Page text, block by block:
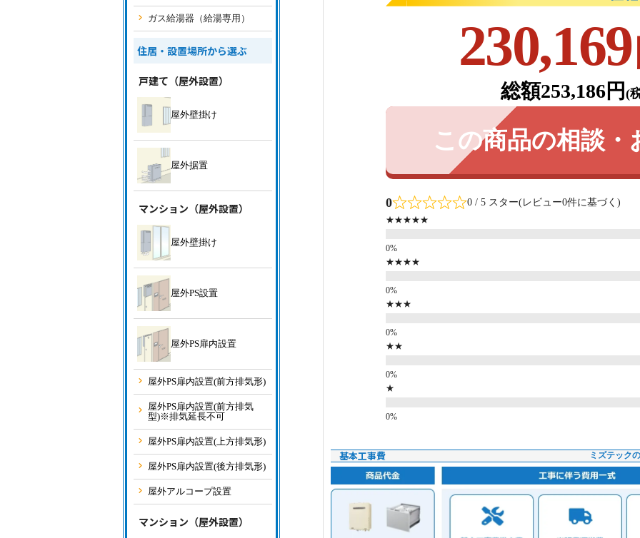
230,169
総額253,186円 (
この商品の相談・
0 0 / 5 スター(レビュー0件に基づく)
★★★★★
★★★★
★★★
★★
★
基本工事費 ミズテック
ガス給湯器（給湯専用）
住居・設置場所から選ぶ
戸建て（屋外設置）
屋外壁掛け
屋外据置
マンション（屋外設置）
屋外壁掛け
屋外PS設置
屋外PS扉内設置
屋外PS扉内設置(前方排気形)
屋外PS扉内設置(前方排気
型)※排気延長不可
屋外PS扉内設置(上方排気形)
屋外PS扉内設置(後方排気形)
屋外アルコープ設置
マンション（屋外設置）